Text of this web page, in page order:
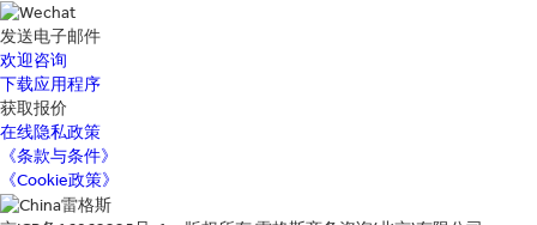
发送电子邮件
欢迎咨询
下载应用程序
获取报价
在线隐私政策
《条款与条件》
《Cookie政策》